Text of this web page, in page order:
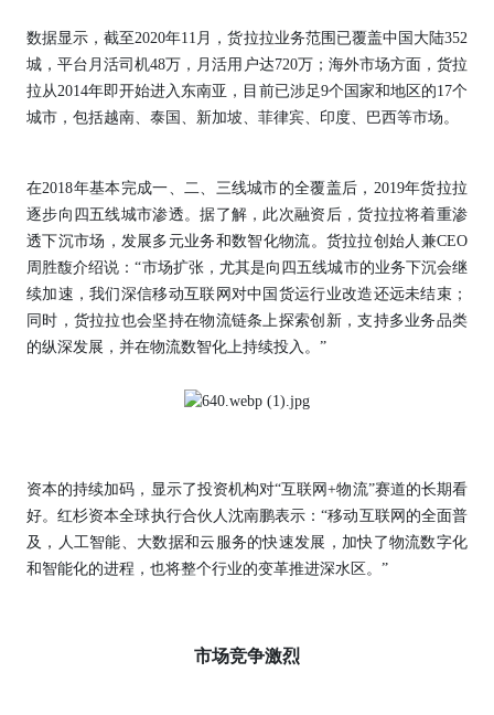
数据显示，截至2020年11月，货拉拉业务范围已覆盖中国大陆352
城，平台月活司机48万，月活用户达720万；海外市场方面，货拉
拉从2014年即开始进入东南亚，目前已涉足9个国家和地区的17个
城市，包括越南、泰国、新加坡、菲律宾、印度、巴西等市场。
在2018年基本完成一、二、三线城市的全覆盖后，2019年货拉拉
逐步向四五线城市渗透。据了解，此次融资后，货拉拉将着重渗
透下沉市场，发展多元业务和数智化物流。货拉拉创始人兼CEO
周胜馥介绍说：“市场扩张，尤其是向四五线城市的业务下沉会继
续加速，我们深信移动互联网对中国货运行业改造还远未结束；
同时，货拉拉也会坚持在物流链条上探索创新，支持多业务品类
的纵深发展，并在物流数智化上持续投入。”
资本的持续加码，显示了投资机构对“互联网+物流”赛道的长期看
好。红杉资本全球执行合伙人沈南鹏表示：“移动互联网的全面普
及，人工智能、大数据和云服务的快速发展，加快了物流数字化
和智能化的进程，也将整个行业的变革推进深水区。”
市场竞争激烈